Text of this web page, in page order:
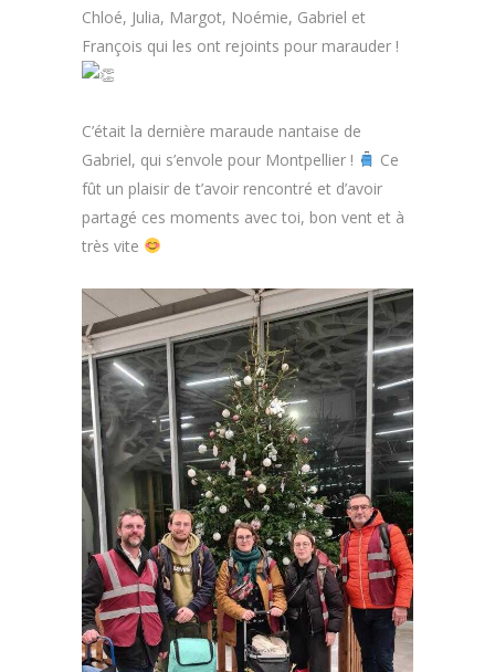
Chloé, Julia, Margot, Noémie, Gabriel et
François qui les ont rejoints pour marauder !
C’était la dernière maraude nantaise de
Gabriel, qui s’envole pour Montpellier !
Ce
fût un plaisir de t’avoir rencontré et d’avoir
partagé ces moments avec toi, bon vent et à
très vite